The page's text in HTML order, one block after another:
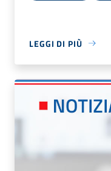
LEGGI DI PIÙ